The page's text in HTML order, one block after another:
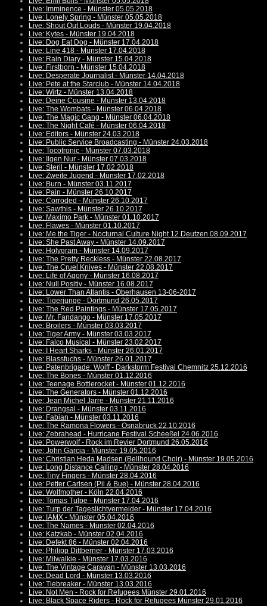
Live: Imminence - Münster 05.05.2018
Live: Lonely Spring - Münster 05.05.2018
Live: Shout Out Louds - Münster 19.04.2018
Live: Kytes - Münster 19.04.2018
Live: Dog Eat Dog - Münster 17.04.2018
Live: Line 418 - Münster 17.04.2018
Live: Rain Diary - Münster 15.04.2018
Live: Firstborn - Münster 15.04.2018
Live: Desperate Journalist - Münster 14.04.2018
Live: Pete at the Starclub - Münster 14.04.2018
Live: Wirtz - Münster 13.04.2018
Live: Deine Cousine - Münster 13.04.2018
Live: The Wombats - Münster 06.04.2018
Live: The Magic Gang - Münster 06.04.2018
Live: The Night Café - Münster 06.04.2018
Live: Editors - Münster 24.03.2018
Live: Public Service Broadcasting - Münster 24.03.2018
Live: Tocotronic - Münster 07.03.2018
Live: Ilgen Nur - Münster 07.03.2018
Live: Steril - Münster 17.02.2018
Live: Zweite Jugend - Münster 17.02.2018
Live: Burn - Münster 03.11.2017
Live: Pain - Münster 26.10.2017
Live: Corroded - Münster 26.10.2017
Live: Sawthis - Münster 26.10.2017
Live: Maximo Park - Münster 01.10.2017
Live: Flawes - Münster 01.10.2017
Live: Me the Tiger - Nocturnal Culture Night 12 Deutzen 08.09.2017
Live: She Past Away - Münster 14.09.2017
Live: Holygram - Münster 14.09.2017
Live: The Pretty Reckless - Münster 22.08.2017
Live: The Cruel Knives - Münster 22.08.2017
Live: Life of Agony - Münster 16.08.2017
Live: Null Positiv - Münster 16.08.2017
Live: Lower Than Atlantis - Oberhausen 13-06-2017
Live: Tigerjunge - Dortmund 26.05.2017
Live: The Red Paintings - Münster 17.05.2017
Live: Mr. Fandango - Münster 17.05.2017
Live: Broilers - Münster 03.03.2017
Live: Tiger Army - Münster 03.03.2017
Live: Falco Musical - Münster 23.02.2017
Live: I Heart Sharks - Münster 26.01.2017
Live: Blassfuchs - Münster 26.01.2017
Live: Patenbrigade: Wolff - Darkstorm Festival Chemnitz 25.12.2016
Live: The Bones - Münster 01.12.2016
Live: Teenage Bottlerocket - Münster 01.12.2016
Live: The Generators - Münster 01.12.2016
Live: Jean Michel Jarre - Münster 21.11.2016
Live: Drangsal - Münster 03.11.2016
Live: Fabian - Münster 03.11.2016
Live: The Ramona Flowers - Osnabrück 22.10.2016
Live: Zebrahead - Hurricane Festival Scheeßel 24.06.2016
Live: Powerwolf - Rock im Revier Dortmund 26.05.2016
Live: John Garcia - Münster 19.05.2016
Live: Christian Heda Madsen (Bellhound Choir) - Münster 19.05.2016
Live: Long Distance Calling - Münster 28.04.2016
Live: Tiny Fingers - Münster 28.04.2016
Live: Petter Carlsen (Pil & Bue) - Münster 28.04.2016
Live: Wolfmother - Köln 22.04.2016
Live: Tomas Tulpe - Münster 17.04.2016
Live: Turp der Tageslichtvermeider - Münster 17.04.2016
Live: IAMX - Münster 05.04.2016
Live: The Names - Münster 02.04.2016
Live: Katzkab - Münster 02.04.2016
Live: Defekt 86 - Münster 02.04.2016
Live: Philipp Dittberner - Münster 17.03.2016
Live: Milwalkie - Münster 17.03.2016
Live: The Vintage Caravan - Münster 13.03.2016
Live: Dead Lord - Münster 13.03.2016
Live: Tiebreaker - Münster 13.03.2016
Live: Not Men - Rock for Refugees Münster 29.01.2016
Live: Black Space Riders - Rock for Refugees Münster 29.01.2016